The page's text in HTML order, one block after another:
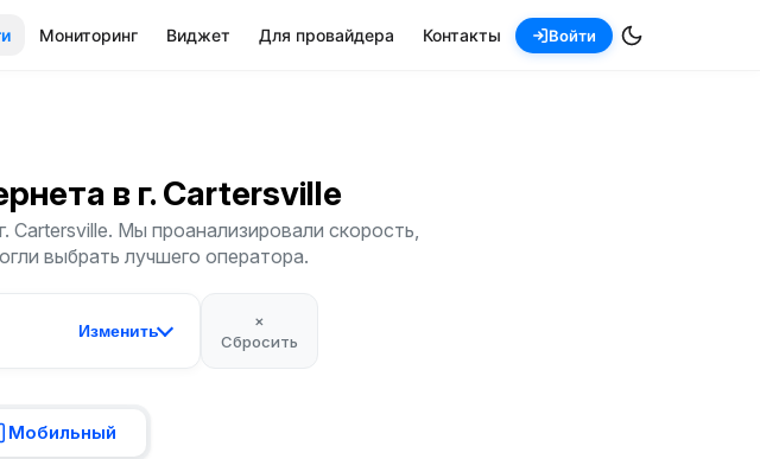
Мониторинг Виджет Для провайдера Контакты Войти
в г. Cartersville
Cartersville. Мы проанализировали скорость,
выбрать лучшего оператора.
Изменить
×
Сбросить
Мобильный